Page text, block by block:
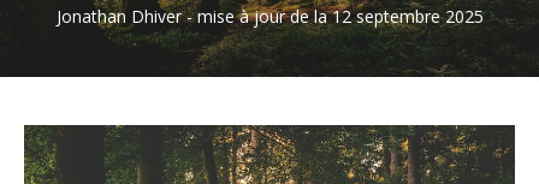
Jonathan Dhiver-mise à jour de la 12 septembre 2025